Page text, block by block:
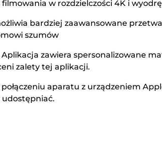
w rozdzielczości 4K i
bardziej zaawansowane
szumów
zawiera spersonalizowane
zalety tej aplikacji.
aparatu z urządzeniem